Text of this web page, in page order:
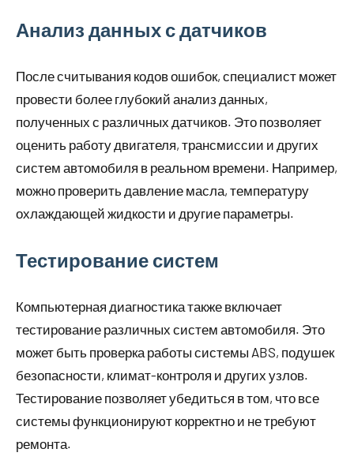
Анализ данных с датчиков
После считывания кодов ошибок, специалист может
провести более глубокий анализ данных,
полученных с различных датчиков. Это позволяет
оценить работу двигателя, трансмиссии и других
систем автомобиля в реальном времени. Например,
можно проверить давление масла, температуру
охлаждающей жидкости и другие параметры.
Тестирование систем
Компьютерная диагностика также включает
тестирование различных систем автомобиля. Это
может быть проверка работы системы ABS, подушек
безопасности, климат-контроля и других узлов.
Тестирование позволяет убедиться в том, что все
системы функционируют корректно и не требуют
ремонта.